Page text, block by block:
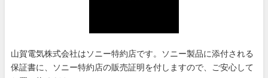
山賀電気株式会社はソニー特約店です。ソニー製品に添付される
保証書に、ソニー特約店の販売証明を付しますので、ご安心して